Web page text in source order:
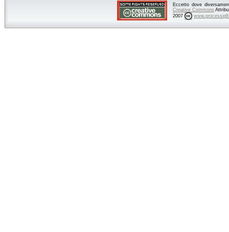
Eccetto dove
Creative Commons
2007